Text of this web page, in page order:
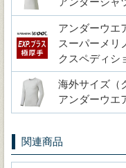
アンダーウエ
スーパーメリ
クスペディシ
海外サイズ（
アンダーウエ
関連商品